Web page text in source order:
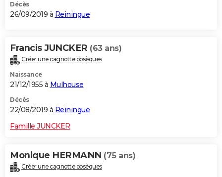
Décès
26/09/2019 à Reiningue
Francis JUNCKER (63 ans)
Créer une cagnotte obsèques
Naissance
21/12/1955 à Mulhouse
Décès
22/08/2019 à Reiningue
Famille JUNCKER
Monique HERMANN (75 ans)
Créer une cagnotte obsèques